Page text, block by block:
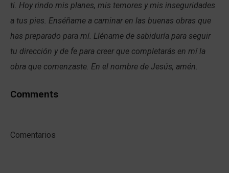
ti. Hoy rindo mis planes, mis temores y mis inseguridades
a tus pies. Enséñame a caminar en las buenas obras que
has preparado para mí. Lléname de sabiduría para seguir
tu dirección y de fe para creer que completarás en mí la
obra que comenzaste. En el nombre de Jesús, amén.
Comments
Comentarios